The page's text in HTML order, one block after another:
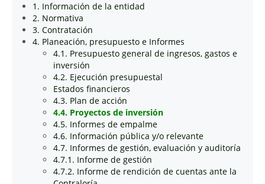
1. Información de la entidad
2. Normativa
3. Contratación
4. Planeación, presupuesto e Informes
4.1. Presupuesto general de ingresos, gastos e
inversión
4.2. Ejecución presupuestal
Estados financieros
4.3. Plan de acción
4.4. Proyectos de inversión
4.5. Informes de empalme
4.6. Información pública y/o relevante
4.7. Informes de gestión, evaluación y auditoría
4.7.1. Informe de gestión
4.7.2. Informe de rendición de cuentas ante la